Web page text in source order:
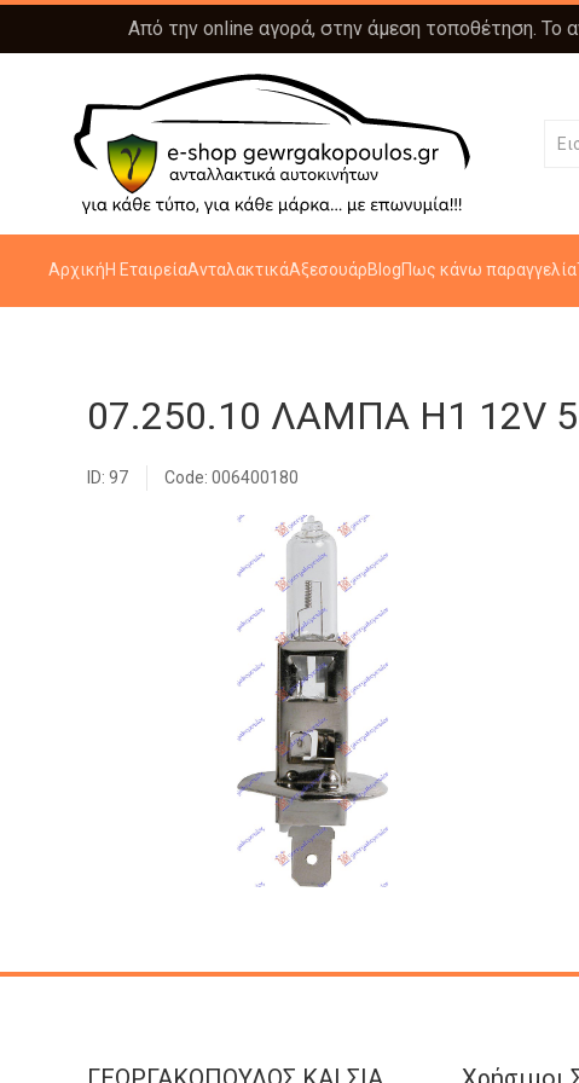
Από την online αγορά, στην άμεση τοποθέτηση. Το
ΑρχικήΗ ΕταιρείαΑνταλακτικάΑξεσουάρBlogΠως κάνω παραγγελία
07.250.10 ΛΑΜΠΑ H1 12V
ID: 97 Code: 006400180